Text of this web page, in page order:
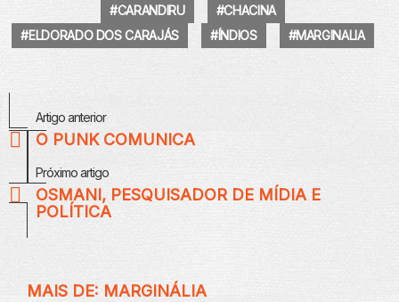
CARANDIRU
CHACINA
ELDORADO DOS CARAJÁS
ÍNDIOS MARGINALIA
MaisArtigo anterior
O PUNK COMUNICA
Próximo artigo
OSMANI, PESQUISADOR DE MÍDIA E
POLÍTICA
MAIS DE: MARGINÁLIA